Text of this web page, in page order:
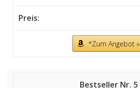
*Zum Angebot »
5